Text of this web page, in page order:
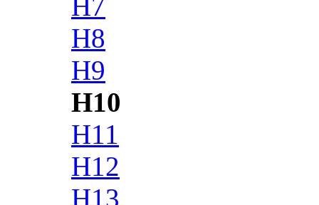
H8
H9
H10
H11
H12
H13